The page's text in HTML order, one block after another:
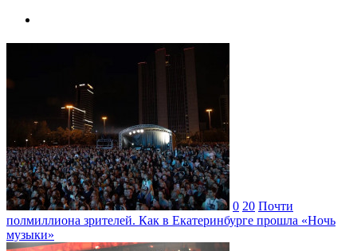
0 20 Почти
полмиллиона зрителей. Как в Екатеринбурге прошла «Ночь
музыки»